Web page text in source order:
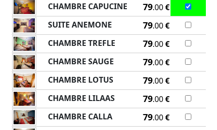
CHAMBRE CAPUCINE
79.00€
SUITE ANEMONE
79.00€
CHAMBRE TREFLE
79.00€
CHAMBRE SAUGE
79.00€
CHAMBRE LOTUS
79.00€
CHAMBRE LILAAS
79.00€
CHAMBRE CALLA
79.00€